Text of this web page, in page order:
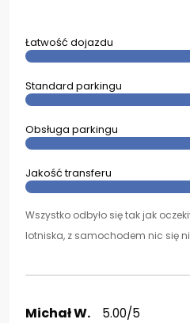
Łatwość dojazdu
Standard parkingu
Obsługa parkingu
Jakość transferu
Wszystko odbyło się tak jak
lotniska, z samochodem nic się
Michał W. 5.00/5